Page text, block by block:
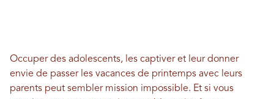
Occuper des adolescents, les captiver et leur donner
envie de passer les vacances de printemps avec leurs
parents peut sembler mission impossible. Et si vous